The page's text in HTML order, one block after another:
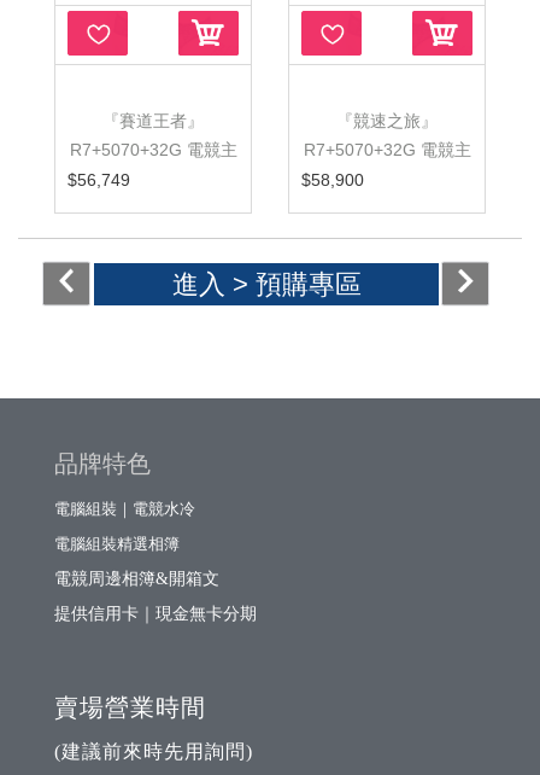
『賽道王者』
R7+5070+32G 電競主
$56,749
『競速之旅』
R7+5070+32G 電競主
$58,900
進入 > 預購專區
品牌特色
電腦組裝｜電競水冷
電腦組裝精選相簿
電競周邊相簿&開箱文
提供信用卡｜現金無卡分期
賣場營業時間
(建議前來時先用詢問)